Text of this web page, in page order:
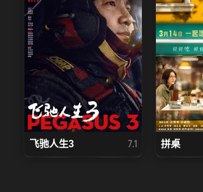
飞驰人生3 7.1 拼桌